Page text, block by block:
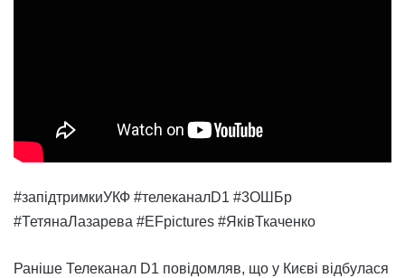
#запідтримкиУКФ #телеканалD1 #3ОШБр
#ТетянаЛазарева #EFpictures #ЯківТкаченко
Раніше Телеканал D1 повідомляв, що у Києві відбулася